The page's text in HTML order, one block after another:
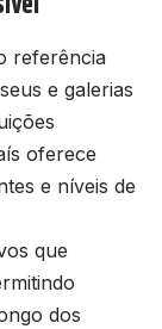
referência
e galerias
oferece
e níveis de
que
dos